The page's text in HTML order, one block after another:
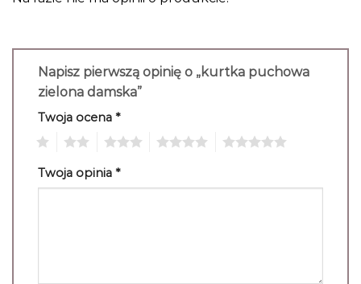
Napisz pierwszą opinię o „kurtka puchowa
zielona damska”
Twoja ocena *
Twoja opinia *